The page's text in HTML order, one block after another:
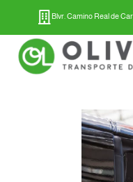
Blvr. Camino Real de